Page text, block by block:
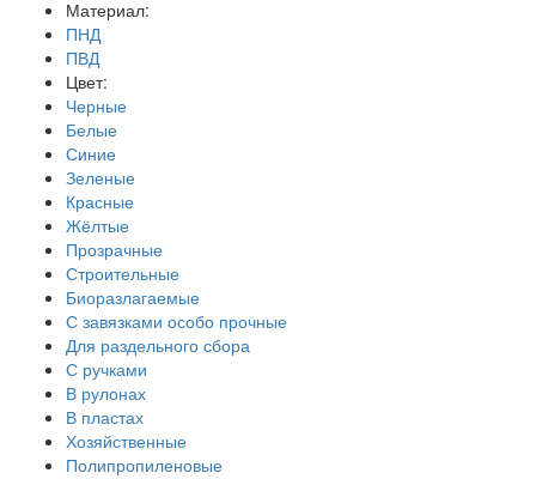
Материал:
ПНД
ПВД
Цвет:
Черные
Белые
Синие
Зеленые
Красные
Жёлтые
Прозрачные
Строительные
Биоразлагаемые
С завязками особо прочные
Для раздельного сбора
С ручками
В рулонах
В пластах
Хозяйственные
Полипропиленовые